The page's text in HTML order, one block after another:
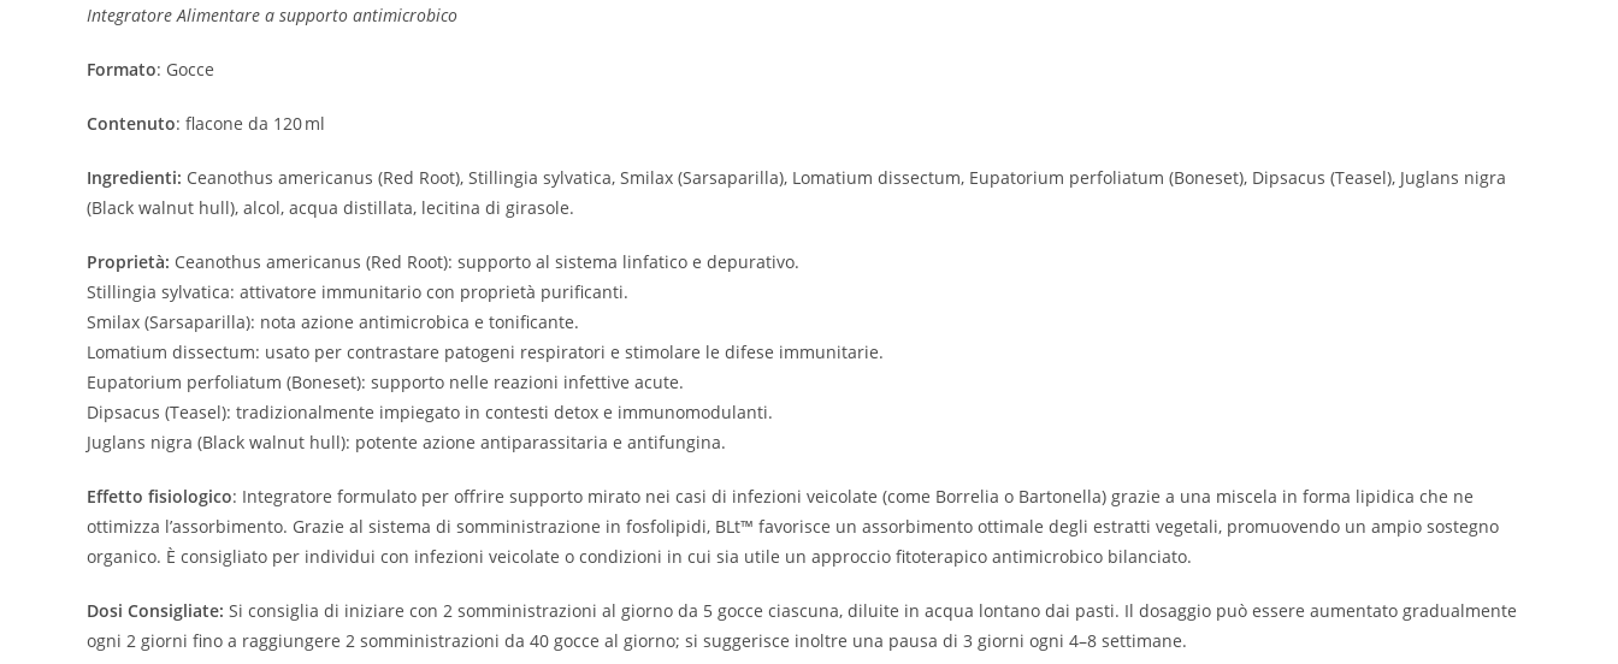
Integratore Alimentare a supporto antimicrobico
Formato: Gocce
Contenuto: flacone da 120 ml
Ingredienti: Ceanothus americanus (Red Root), Stillingia sylvatica, Smilax (Sarsaparilla), Lomatium dissectum, Eupatorium perfoliatum (Boneset), Dipsacus (Teasel), Juglans nigra
(Black walnut hull), alcol, acqua distillata, lecitina di girasole.
Proprietà: Ceanothus americanus (Red Root): supporto al sistema linfatico e depurativo.
Stillingia sylvatica: attivatore immunitario con proprietà purificanti.
Smilax (Sarsaparilla): nota azione antimicrobica e tonificante.
Lomatium dissectum: usato per contrastare patogeni respiratori e stimolare le difese immunitarie.
Eupatorium perfoliatum (Boneset): supporto nelle reazioni infettive acute.
Dipsacus (Teasel): tradizionalmente impiegato in contesti detox e immunomodulanti.
Juglans nigra (Black walnut hull): potente azione antiparassitaria e antifungina.
Effetto fisiologico: Integratore formulato per offrire supporto mirato nei casi di infezioni veicolate (come Borrelia o Bartonella) grazie a una miscela in forma lipidica che ne
ottimizza l’assorbimento. Grazie al sistema di somministrazione in fosfolipidi, BLt™ favorisce un assorbimento ottimale degli estratti vegetali, promuovendo un ampio sostegno
organico. È consigliato per individui con infezioni veicolate o condizioni in cui sia utile un approccio fitoterapico antimicrobico bilanciato.
Dosi Consigliate: Si consiglia di iniziare con 2 somministrazioni al giorno da 5 gocce ciascuna, diluite in acqua lontano dai pasti. Il dosaggio può essere aumentato gradualmente
ogni 2 giorni fino a raggiungere 2 somministrazioni da 40 gocce al giorno; si suggerisce inoltre una pausa di 3 giorni ogni 4–8 settimane.